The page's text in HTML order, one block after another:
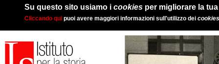
Su questo sito usiamo i cookies per migliorare la
Cliccando qui puoi avere maggiori informazioni sull'utilizzo dei cookies